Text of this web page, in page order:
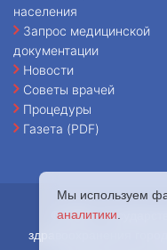
населения
Запрос медицинской
документации
Новости
Советы врачей
Процедуры
Газета (PDF)
© 2026 -
здравоохранения
Мы используем
аналитики